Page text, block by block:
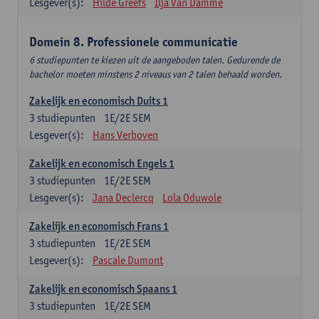
Domein 8. Professionele communicatie
6 studiepunten te kiezen uit de aangeboden talen. Gedurende de
bachelor moeten minstens 2 niveaus van 2 talen behaald worden.
Zakelijk en economisch Duits 1
1E/2E SEM
3 studiepunten
Lesgever(s):
Hans Verboven
Zakelijk en economisch Engels 1
1E/2E SEM
3 studiepunten
Lesgever(s):
Jana Declercq Lola Oduwole
Zakelijk en economisch Frans 1
1E/2E SEM
3 studiepunten
Lesgever(s):
Pascale Dumont
Zakelijk en economisch Spaans 1
1E/2E SEM
3 studiepunten